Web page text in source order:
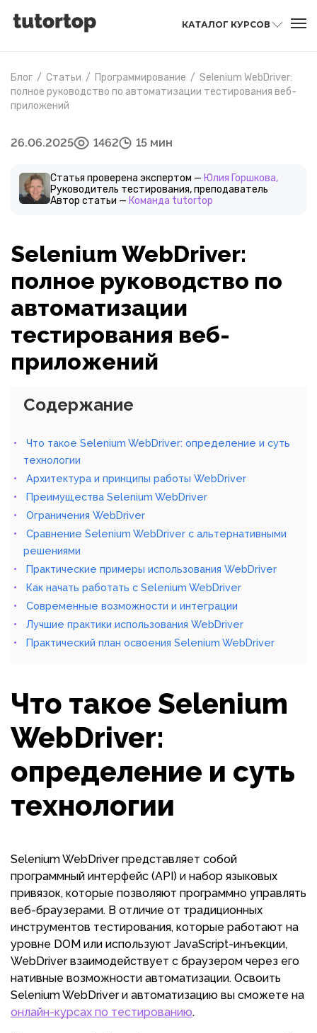
КАТАЛОГ КУРСОВ
Блог / Статьи / Программирование / Selenium WebDriver:
полное руководство по автоматизации тестирования веб-
приложений
26.06.2025 1462 15 мин
Статья проверена экспертом — Юлия Горшкова,
Руководитель тестирования, преподаватель
Автор статьи — Команда tutortop
Selenium WebDriver:
полное руководство по
автоматизации
тестирования веб-
приложений
Содержание
Что такое Selenium WebDriver: определение и суть
технологии
Архитектура и принципы работы WebDriver
Преимущества Selenium WebDriver
Ограничения WebDriver
Сравнение Selenium WebDriver с альтернативными
решениями
Практические примеры использования WebDriver
Как начать работать с Selenium WebDriver
Современные возможности и интеграции
Лучшие практики использования WebDriver
Практический план освоения Selenium WebDriver
Что такое Selenium
WebDriver:
определение и суть
технологии
Selenium WebDriver представляет собой
программный интерфейс (API) и набор языковых
привязок, которые позволяют программно управлять
веб-браузерами. В отличие от традиционных
инструментов тестирования, которые работают на
уровне DOM или используют JavaScript-инъекции,
WebDriver взаимодействует с браузером через его
нативные возможности автоматизации. Освоить
Selenium WebDriver и автоматизацию вы сможете на
онлайн-курсах по тестированию.